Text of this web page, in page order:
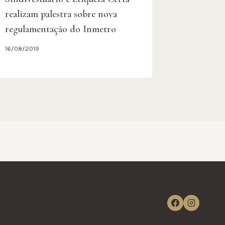
realizam palestra sobre nova
regulamentação do Inmetro
16/08/2019